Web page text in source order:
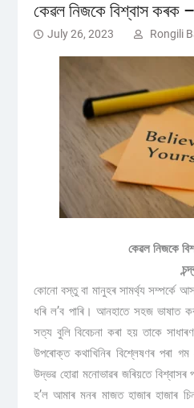
কেৱল নিজকে বিশ্বাস কৰক –
July 26, 2023 Rongili
কেৱল নিজকে
কোনো বস্তু বা মানুহৰ সামৰ্থ্য সম্পৰ্কে
ধৰি ল’ব পাৰি। আনহাতে সহজ ভাষাত
সত্য বুলি বিবেচনা কৰা হয় তাকে
উপৰোক্ত কথাখিনিৰ বিশ্লেষণৰ পৰা
উদ্ভৱ হোৱা মনোভাৱৰ জৰিয়তে
হ’ল আমাৰ মনৰ মাজত হাজাৰ হাজাৰ